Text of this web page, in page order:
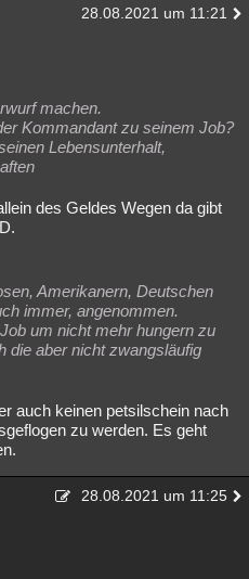
28.08.2021 um 11:21
machen.
Kommandant zu seinem Job?
Lebensunterhalt,
des Geldes Wegen da gibt
Amerikanern, Deutschen
immer, angenommen.
um nicht mehr hungern zu
die aber nicht zwangsläufig
auch keinen petsilschein nach
zu werden. Es geht
28.08.2021 um 11:25